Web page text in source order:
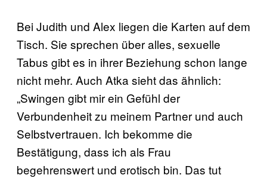
Bei Judith und Alex liegen die Karten auf dem
Tisch. Sie sprechen über alles, sexuelle
Tabus gibt es in ihrer Beziehung schon lange
nicht mehr. Auch Atka sieht das ähnlich:
„Swingen gibt mir ein Gefühl der
Verbundenheit zu meinem Partner und auch
Selbstvertrauen. Ich bekomme die
Bestätigung, dass ich als Frau
begehrenswert und erotisch bin. Das tut